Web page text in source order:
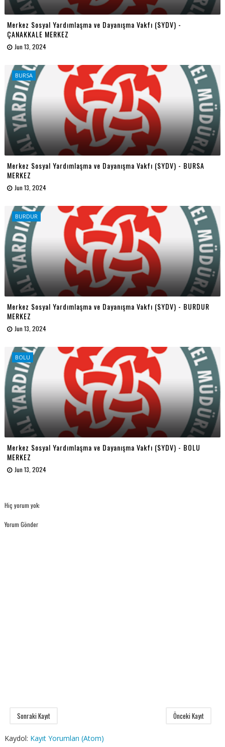
Merkez Sosyal Yardımlaşma ve Dayanışma Vakfı (SYDV) -
ÇANAKKALE MERKEZ
Jun 13, 2024
BURSA
Merkez Sosyal Yardımlaşma ve Dayanışma Vakfı (SYDV) - BURSA
MERKEZ
Jun 13, 2024
BURDUR
Merkez Sosyal Yardımlaşma ve Dayanışma Vakfı (SYDV) - BURDUR
MERKEZ
Jun 13, 2024
BOLU
Merkez Sosyal Yardımlaşma ve Dayanışma Vakfı (SYDV) - BOLU
MERKEZ
Jun 13, 2024
Hiç yorum yok:
Yorum Gönder
Sonraki Kayıt Önceki Kayıt
Kaydol: Kayıt Yorumları (Atom)